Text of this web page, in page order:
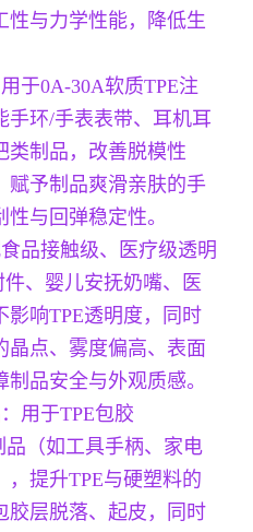
性与力学性能，降低生
于0A-30A软质TPE注
手环/手表表带、耳机耳
类制品，改善脱模性
赋予制品爽滑亲肤的手
与回弹稳定性。
品接触级、医疗级透明
、婴儿安抚奶嘴、医
影响TPE透明度，同时
晶点、雾度偏高、表面
品安全与外观质感。
：用于TPE包胶
品（如工具手柄、家电
提升TPE与硬塑料的
胶层脱落、起皮，同时